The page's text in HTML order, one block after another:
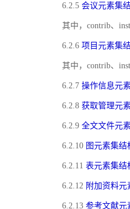
6.2.5 会议元素集
其中，contrib、
6.2.6 项目元素集
其中，contrib、
6.2.7 操作信息元
6.2.8 获取管理元
6.2.9 全文文件元
6.2.10 图元素集结
6.2.11 表元素集结
6.2.12 附加资料元
6.2.13 参考文献元